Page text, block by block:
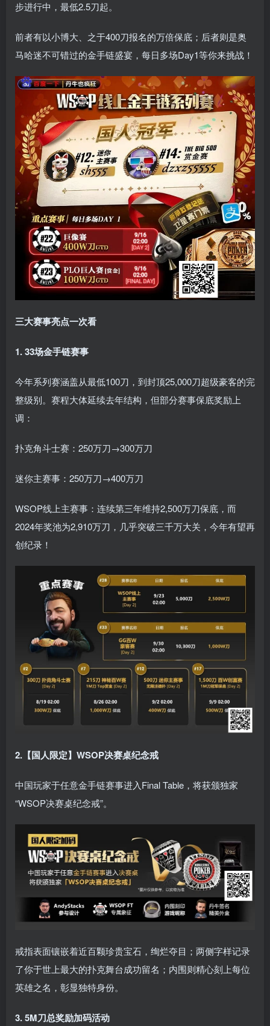
步进行中，最低2.5刀起。
前者有以小博大、之于400刀报名的万倍保底；后者则是奥
马哈迷不可错过的金手链盛宴，每日多场Day1等你来挑战！
三大赛事亮点一次看
1. 33场金手链赛事
今年系列赛涵盖从最低100刀，到封顶25,000刀超级豪客的完
整级别。赛程大体延续去年结构，但部分赛事保底奖励上
调：
扑克角斗士赛：250万刀→300万刀
迷你主赛事：250万刀→400万刀
WSOP线上主赛事：连续第三年维持2,500万刀保底，而
2024年奖池为2,910万刀，几乎突破三千万大关，今年有望再
创纪录！
2.【国人限定】WSOP决赛桌纪念戒
中国玩家于任意金手链赛事进入Final Table，将获颁独家
“WSOP决赛桌纪念戒”。
戒指表面镶嵌着近百颗珍贵宝石，绚烂夺目；两侧字样记录
了你于世上最大的扑克舞台成功留名；内围则精心刻上每位
英雄之名，彰显独特身份。
3. 5M刀总奖励加码活动